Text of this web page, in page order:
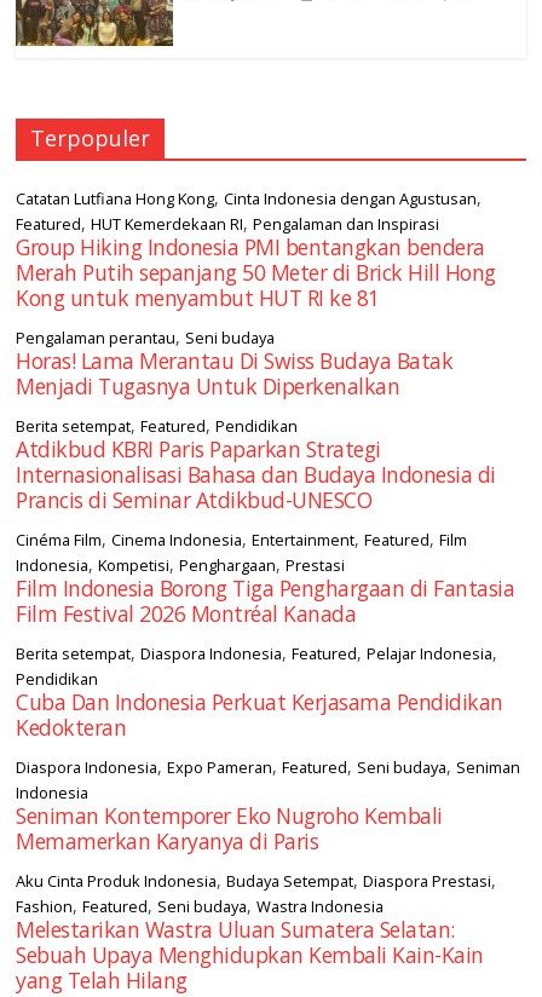
Terpopuler
Catatan Lutfiana Hong Kong,Cinta Indonesia dengan Agustusan,
Featured,HUT Kemerdekaan RI,Pengalaman dan Inspirasi
Group Hiking Indonesia PMI bentangkan bendera
Merah Putih sepanjang 50 Meter di Brick Hill Hong
Kong untuk menyambut HUT RI ke 81
Pengalaman perantau, Seni budaya
Horas! Lama Merantau Di Swiss Budaya Batak
Menjadi Tugasnya Untuk Diperkenalkan
Berita setempat,Featured,Pendidikan
Atdikbud KBRI Paris Paparkan Strategi
Internasionalisasi Bahasa dan Budaya Indonesia di
Prancis di Seminar Atdikbud-UNESCO
Cinéma Film,Cinema Indonesia,Entertainment,Featured,Film
Indonesia,Kompetisi,Penghargaan,Prestasi
Film Indonesia Borong Tiga Penghargaan di Fantasia
Film Festival 2026 Montréal Kanada
Berita setempat,Diaspora Indonesia,Featured,Pelajar Indonesia,
Pendidikan
Cuba Dan Indonesia Perkuat Kerjasama Pendidikan
Kedokteran
Diaspora Indonesia,Expo Pameran,Featured, Seni budaya, Seniman
Indonesia
Seniman Kontemporer Eko Nugroho Kembali
Memamerkan Karyanya di Paris
Aku Cinta Produk Indonesia,Budaya Setempat,Diaspora Prestasi,
Fashion,Featured, Seni budaya,Wastra Indonesia
Melestarikan Wastra Uluan Sumatera Selatan:
Sebuah Upaya Menghidupkan Kembali Kain-Kain
yang Telah Hilang